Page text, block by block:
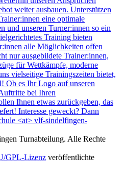
Turnabteilung. Alle Rechte
GPL-Lizenz veröffentlichte